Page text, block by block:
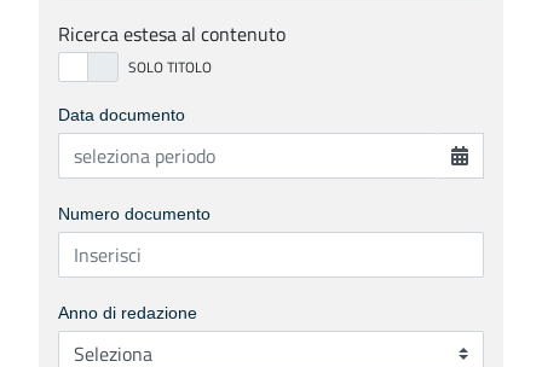
Ricerca estesa al contenuto
Data documento
Numero documento
Anno di redazione